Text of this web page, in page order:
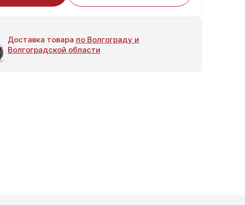
Доставка товара по Волгограду и
Волгоградской области